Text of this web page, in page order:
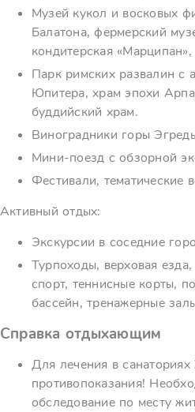
Музей кукол и восковых
Балатона, фермерский
кондитерская
Парк римских развалин с
Юпитера, храм эпохи
буддийский храм.
Виноградники горы
Мини-поезд с обзорной
Фестивали, тематические
Активный отдых:
Экскурсии в соседние
Турпоходы, верховая
спорт, теннисные корты,
бассейн, тренажерные
Справка отдыхающим
Для лечения в
противопоказания!
обследование по месту